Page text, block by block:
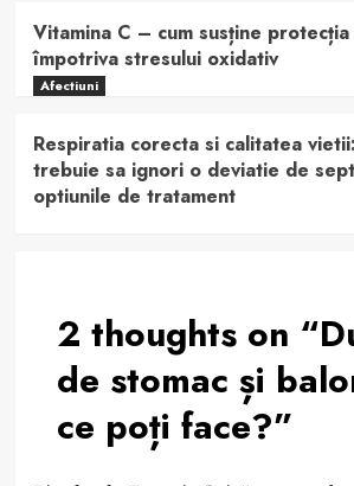
Vitamina C – cum susține
împotriva stresului oxidativ
Afectiuni
Respiratia corecta si calitatea
trebuie sa ignori o deviatie de
optiunile de tratament
2 thoughts on “
de stomac și
ce poți face?”